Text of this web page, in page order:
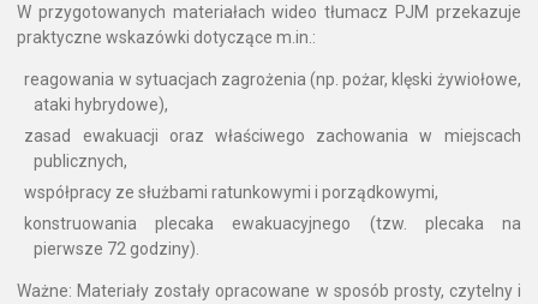
W przygotowanych materiałach wideo tłumacz PJM przekazuje
praktyczne wskazówki dotyczące m.in.:
reagowania w sytuacjach zagrożenia (np. pożar, klęski żywiołowe,
ataki hybrydowe),
zasad ewakuacji oraz właściwego zachowania w miejscach
publicznych,
współpracy ze służbami ratunkowymi i porządkowymi,
konstruowania plecaka ewakuacyjnego (tzw. plecaka na
pierwsze 72 godziny).
Ważne: Materiały zostały opracowane w sposób prosty, czytelny i